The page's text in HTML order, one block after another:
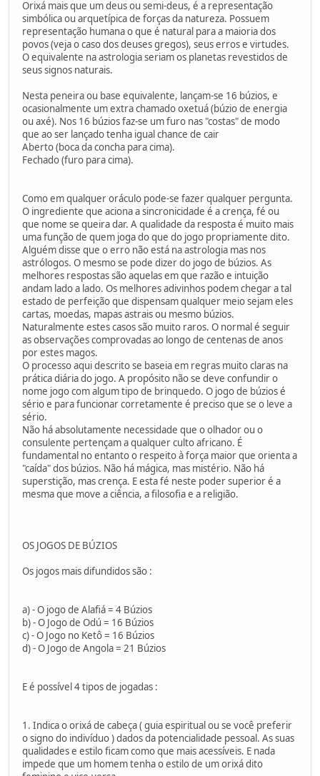
Orixá mais que um deus ou semi-deus, é a representação
simbólica ou arquetípica de forças da natureza. Possuem
representação humana o que é natural para a maioria dos
povos (veja o caso dos deuses gregos), seus erros e virtudes.
O equivalente na astrologia seriam os planetas revestidos de
seus signos naturais.
Nesta peneira ou base equivalente, lançam-se 16 búzios, e
ocasionalmente um extra chamado oxetuá (búzio de energia
ou axé). Nos 16 búzios faz-se um furo nas "costas" de modo
que ao ser lançado tenha igual chance de cair
Aberto (boca da concha para cima).
Fechado (furo para cima).
Como em qualquer oráculo pode-se fazer qualquer pergunta.
O ingrediente que aciona a sincronicidade é a crença, fé ou
que nome se queira dar. A qualidade da resposta é muito mais
uma função de quem joga do que do jogo propriamente dito.
Alguém disse que o erro não está na astrologia mas nos
astrólogos. O mesmo se pode dizer do jogo de búzios. As
melhores respostas são aquelas em que razão e intuição
andam lado a lado. Os melhores adivinhos podem chegar a tal
estado de perfeição que dispensam qualquer meio sejam eles
cartas, moedas, mapas astrais ou mesmo búzios.
Naturalmente estes casos são muito raros. O normal é seguir
as observações comprovadas ao longo de centenas de anos
por estes magos.
O processo aqui descrito se baseia em regras muito claras na
prática diária do jogo. A propósito não se deve confundir o
nome jogo com algum tipo de brinquedo. O jogo de búzios é
sério e para funcionar corretamente é preciso que se o leve a
sério.
Não há absolutamente necessidade que o olhador ou o
consulente pertençam a qualquer culto africano. É
fundamental no entanto o respeito à força maior que orienta a
"caída" dos búzios. Não há mágica, mas mistério. Não há
superstição, mas crença. E esta fé neste poder superior é a
mesma que move a ciência, a filosofia e a religião.
OS JOGOS DE BÚZIOS
Os jogos mais difundidos são :
a) - O jogo de Alafiá = 4 Búzios
b) - O Jogo de Odú = 16 Búzios
c) - O Jogo no Ketô = 16 Búzios
d) - O Jogo de Angola = 21 Búzios
E é possível 4 tipos de jogadas :
1. Indica o orixá de cabeça ( guia espiritual ou se você preferir
o signo do indivíduo ) dados da potencialidade pessoal. As suas
qualidades e estilo ficam como que mais acessíveis. E nada
impede que um homem tenha o estilo de um orixá dito